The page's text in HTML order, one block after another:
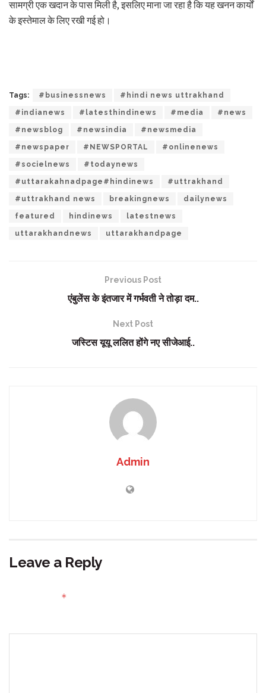
सामग्री एक खदान के पास मिली है, इसलिए माना जा रहा है कि यह खनन कार्यों
के इस्तेमाल के लिए रखी गई हो।
Tags: #businessnews #hindi news uttrakhand
#indianews #latesthindinews #media #news
#newsblog #newsindia #newsmedia
#newspaper #NEWSPORTAL #onlinenews
#socielnews #todaynews
#uttarakahnadpage#hindinews #uttrakhand
#uttrakhand news breakingnews dailynews
featured hindinews latestnews
uttarakhandnews uttarakhandpage
Previous Post
एंबुलेंस के इंतजार में गर्भवती ने तोड़ा दम..
Next Post
जस्टिस यूयू ललित होंगे नए सीजेआई..
Admin
Leave a Reply
*